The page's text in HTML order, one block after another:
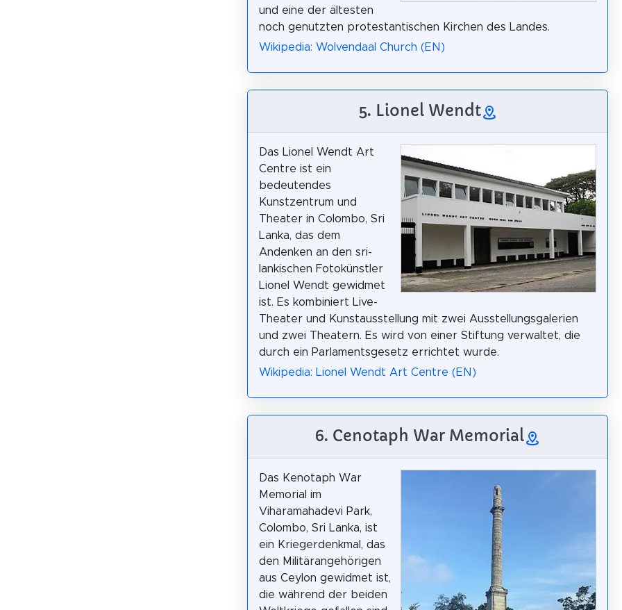
und eine der ältesten
noch genutzten protestantischen Kirchen des Landes.
Wikipedia: Wolvendaal Church (EN)
5. Lionel Wendt
Das Lionel Wendt Art
Centre ist ein
bedeutendes
Kunstzentrum und
Theater in Colombo, Sri
Lanka, das dem
Andenken an den sri-
lankischen Fotokünstler
Lionel Wendt gewidmet
ist. Es kombiniert Live-
Theater und Kunstausstellung mit zwei Ausstellungsgalerien
und zwei Theatern. Es wird von einer Stiftung verwaltet, die
durch ein Parlamentsgesetz errichtet wurde.
Wikipedia: Lionel Wendt Art Centre (EN)
6. Cenotaph War Memorial
Das Kenotaph War
Memorial im
Viharamahadevi Park,
Colombo, Sri Lanka, ist
ein Kriegerdenkmal, das
den Militärangehörigen
aus Ceylon gewidmet ist,
die während der beiden